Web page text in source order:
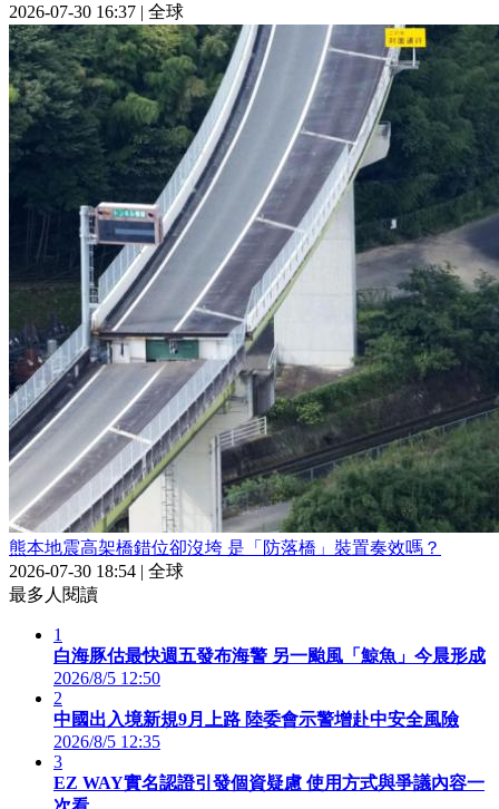
2026-07-30 16:37 | 全球
熊本地震高架橋錯位卻沒垮 是「防落橋」裝置奏效嗎？
2026-07-30 18:54 | 全球
最多人閱讀
1
白海豚估最快週五發布海警 另一颱風「鯨魚」今晨形成
2026/8/5 12:50
2
中國出入境新規9月上路 陸委會示警增赴中安全風險
2026/8/5 12:35
3
EZ WAY實名認證引發個資疑慮 使用方式與爭議內容一